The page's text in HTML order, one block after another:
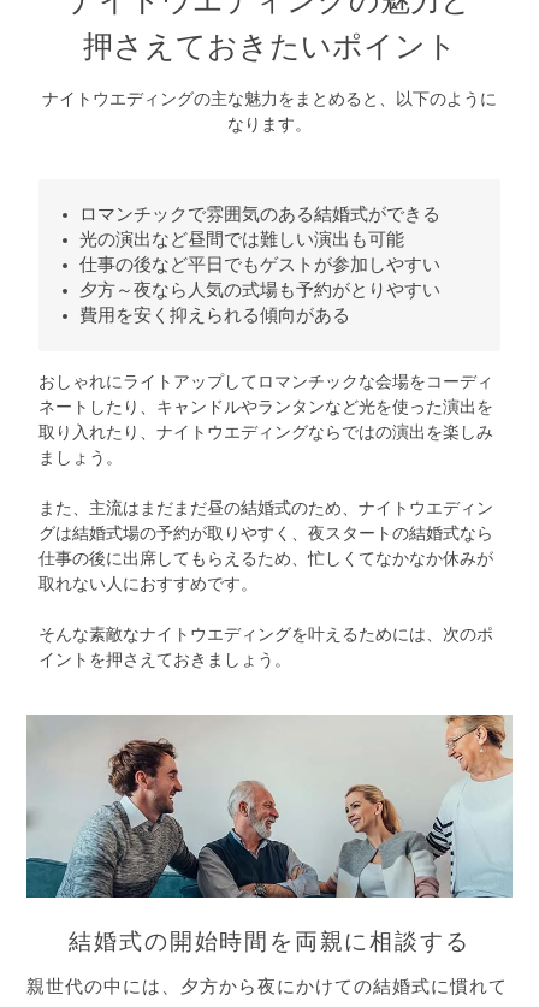
押さえておきたいポイント
ナイトウエディングの主な魅力をまとめると、以下のように
なります。
ロマンチックで雰囲気のある結婚式ができる
光の演出など昼間では難しい演出も可能
仕事の後など平日でもゲストが参加しやすい
夕方～夜なら人気の式場も予約がとりやすい
費用を安く抑えられる傾向がある
おしゃれにライトアップしてロマンチックな会場をコーディ
ネートしたり、キャンドルやランタンなど光を使った演出を
取り入れたり、ナイトウエディングならではの演出を楽しみ
ましょう。
また、主流はまだまだ昼の結婚式のため、ナイトウエディン
グは結婚式場の予約が取りやすく、夜スタートの結婚式なら
仕事の後に出席してもらえるため、忙しくてなかなか休みが
取れない人におすすめです。
そんな素敵なナイトウエディングを叶えるためには、次のポ
イントを押さえておきましょう。
結婚式の開始時間を両親に相談する
親世代の中には、夕方から夜にかけての結婚式に慣れて